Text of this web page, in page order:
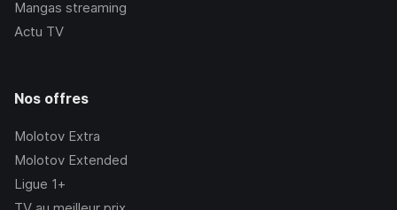
Mangas streaming
Actu TV
Nos offres
Molotov Extra
Molotov Extended
Ligue 1+